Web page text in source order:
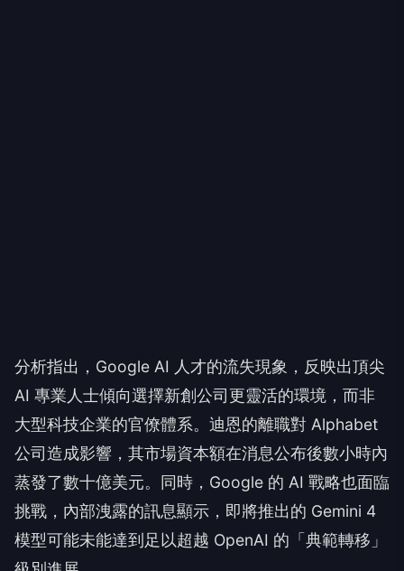
分析指出，Google AI 人才的流失現象，反映出頂尖
AI 專業人士傾向選擇新創公司更靈活的環境，而非
大型科技企業的官僚體系。迪恩的離職對 Alphabet
公司造成影響，其市場資本額在消息公布後數小時內
蒸發了數十億美元。同時，Google 的 AI 戰略也面臨
挑戰，內部洩露的訊息顯示，即將推出的 Gemini 4
模型可能未能達到足以超越 OpenAI 的「典範轉移」